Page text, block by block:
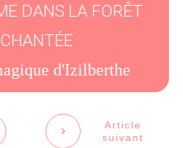
DANS LA FORÊT
d'Izilberthe
Article
suivant